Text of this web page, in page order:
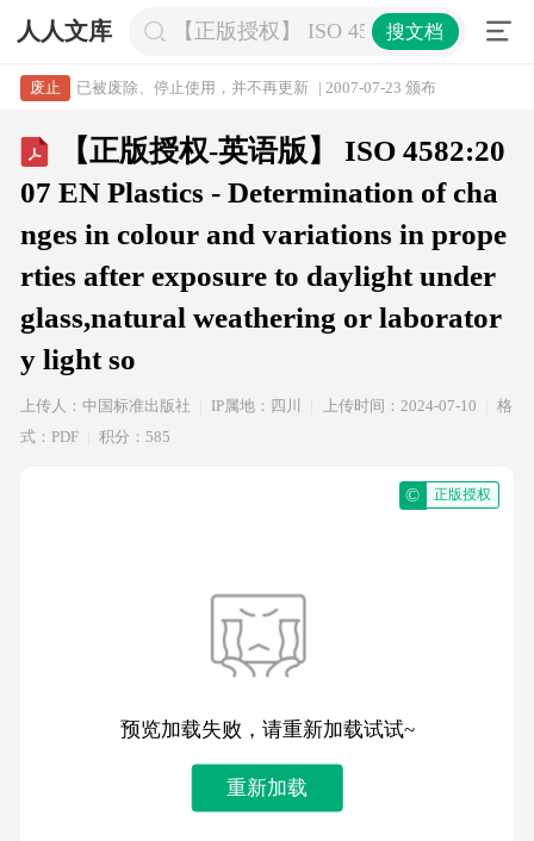
人人文库 【正版授权】 ISO 4582:2007 EN
搜文档
废止 已被废除、停止使用，并不再更新 | 2007-07-23 颁布
【正版授权-英语版】 ISO 4582:20
07 EN Plastics - Determination of cha
nges in colour and variations in prope
rties after exposure to daylight under
glass,natural weathering or laborator
y light so
上传人：中国标准出版社 IP属地：四川 上传时间：2024-07-10
格
式：PDF
积分：585
© 正版授权
预览加载失败，请重新加载试试~
重新加载